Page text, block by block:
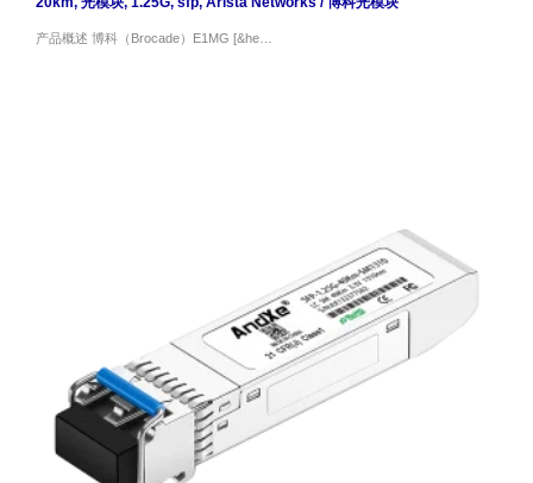
产品概述 博科（Brocade）E1MG [&he…